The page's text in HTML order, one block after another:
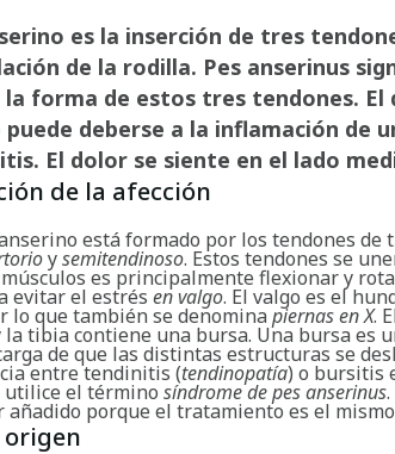
es la inserción de tres
de la rodilla. Pes anserinus
la forma de estos tres tendones.
puede deberse a la inflamación de
El dolor se siente en el lado
de la afección
está formado por los tendones de
ysemitendinoso. Estos tendones se
es principalmente flexionar y
evitar el estrés en valgo. El valgo es el
lo que también se denomina piernas en X.
tibia contiene una bursa. Una bursa es
de que las distintas estructuras se
entre tendinitis (tendinopatía) o bursitis
utilice el término síndrome de pes anserinus
porque el tratamiento es el mismo
origen